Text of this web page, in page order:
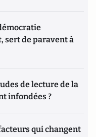
sert de paravent à
de lecture de la
infondées ?
qui changent